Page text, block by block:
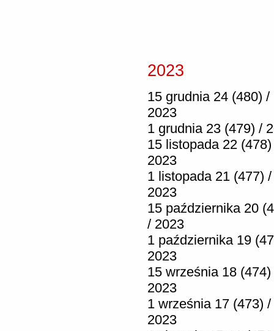
2023
15 grudnia 24 (480) /
2023
1 grudnia 23 (479) /
15 listopada 22
2023
1 listopada 21 (477) /
2023
15 października 20
/ 2023
1 października 19
2023
15 września 18 (474)
2023
1 września 17 (473) /
2023